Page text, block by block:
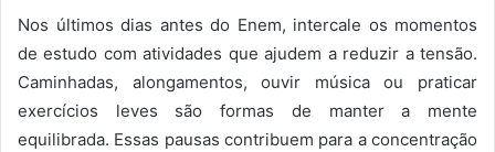
Nos últimos dias antes do Enem, intercale os momentos
de estudo com atividades que ajudem a reduzir a tensão.
Caminhadas, alongamentos, ouvir música ou praticar
exercícios leves são formas de manter a mente
equilibrada. Essas pausas contribuem para a concentração